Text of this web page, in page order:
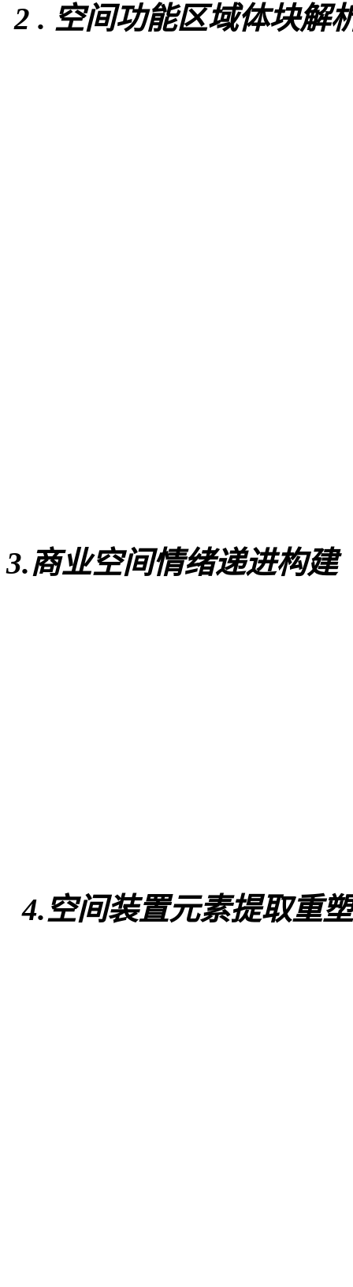
2 . 空间功能区域体块解
3.商业空间情绪递进构建
4.空间装置元素提取重塑